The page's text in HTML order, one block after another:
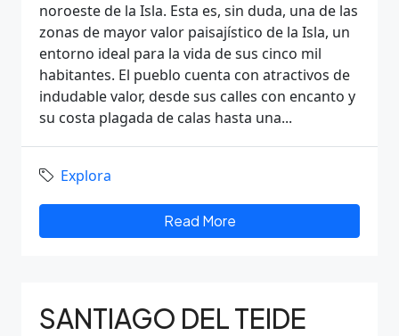
noroeste de la Isla. Esta es, sin duda, una de las
zonas de mayor valor paisajístico de la Isla, un
entorno ideal para la vida de sus cinco mil
habitantes. El pueblo cuenta con atractivos de
indudable valor, desde sus calles con encanto y
su costa plagada de calas hasta una...
Explora
Read More
SANTIAGO DEL TEIDE